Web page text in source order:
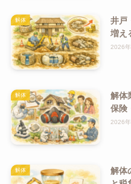
解体
井戸
増え
2026
解体
解体
保険
2026
解体
解体